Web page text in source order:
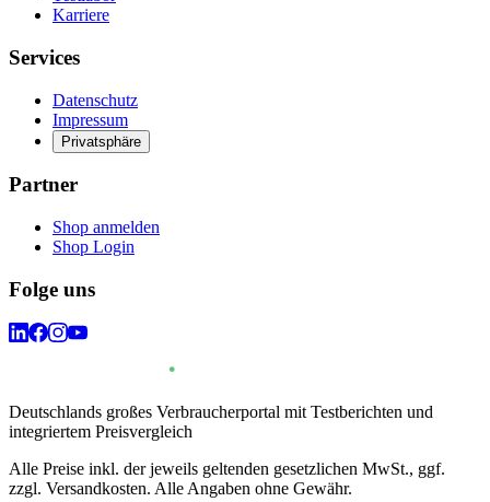
Karriere
Services
Datenschutz
Impressum
Privatsphäre
Partner
Shop anmelden
Shop Login
Folge uns
Deutschlands großes Verbraucherportal mit Testberichten und
integriertem Preisvergleich
Alle Preise inkl. der jeweils geltenden gesetzlichen MwSt., ggf.
zzgl. Versandkosten. Alle Angaben ohne Gewähr.